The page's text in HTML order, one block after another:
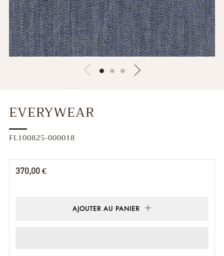
EVERYWEAR
FL100825-000018
Prix
370,00 €
AJOUTER AU PANIER